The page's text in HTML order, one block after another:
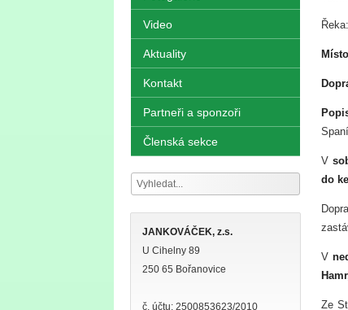
Video
Aktuality
Kontakt
Partneři a sponzoři
Členská sekce
JANKOVÁČEK, z.s.
U Cihelny 89
250 65 Bořanovice
č. účtu: 2500853623/2010
Řeka:
V
do
V
Ze